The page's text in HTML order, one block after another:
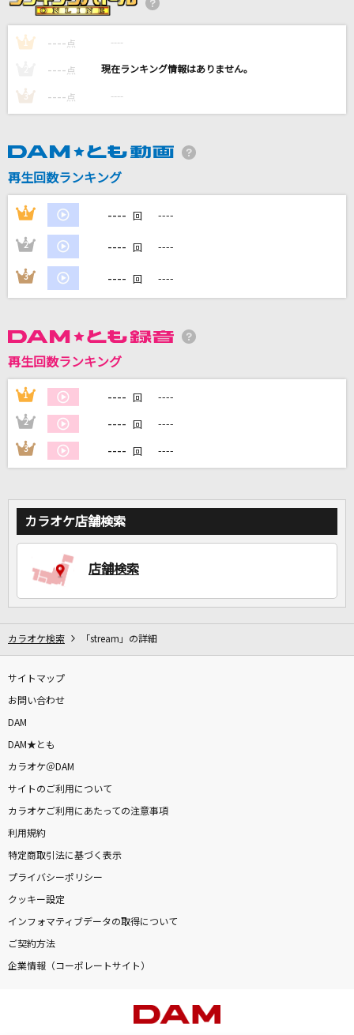
millennium parade × Belle
ケセラセラ
Mrs. GREEN APPLE
[生音]桃色吐息～LIVE 優美彩唱より～
GLAY
カラオケ最新情報をチェック！
1 ---- 点 ----
---- 点 ----
3 ---- 点 ----
再生回数ランキング
1 ---- 回 ----
2 ---- 回 ----
3 ---- 回 ----
再生回数ランキング
1 ---- 回 ----
2 ---- 回 ----
3 ---- 回 ----
カラオケ店舗検索
店舗検索
カラオケ検索 「stream」の詳細
サイトマップ
お問い合わせ
DAM
DAM★とも
カラオケ＠DAM
サイトのご利用について
カラオケご利用にあたっての注意事項
利用規約
特定商取引法に基づく表示
プライバシーポリシー
クッキー設定
インフォマティブデータの取得について
ご契約方法
企業情報（コーポレートサイト）